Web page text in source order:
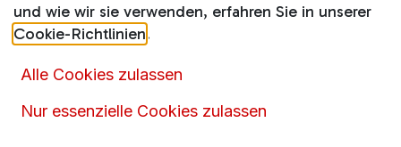
Online nicht vorrätig
Momentan ist dieser Artikel nicht online verfügbar.
Rufen Sie uns an oder senden Sie uns eine
und wie wir sie verwenden, erfahren Sie in unserer
Cookie-Richtlinien.
Alle Cookies zulassen
Nur essenzielle Cookies zulassen